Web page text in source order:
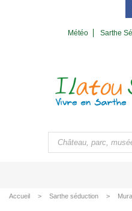
Météo Sarthe
Accueil Sarthe séduction